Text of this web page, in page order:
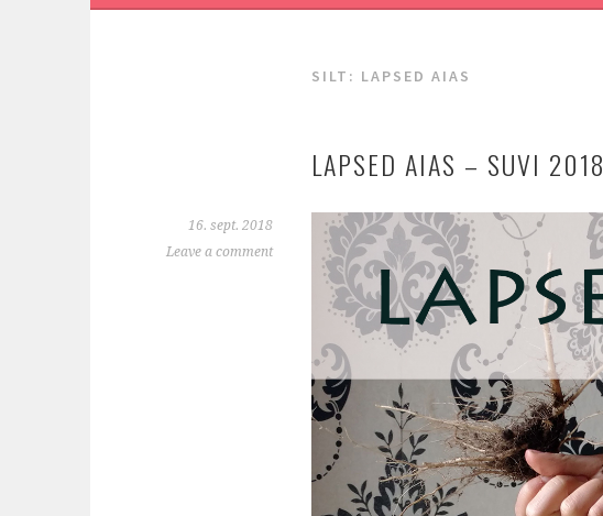
SILT: LAPSED AIAS
LAPSED AIAS – SUVI 2018
16. sept. 2018
Leave a comment